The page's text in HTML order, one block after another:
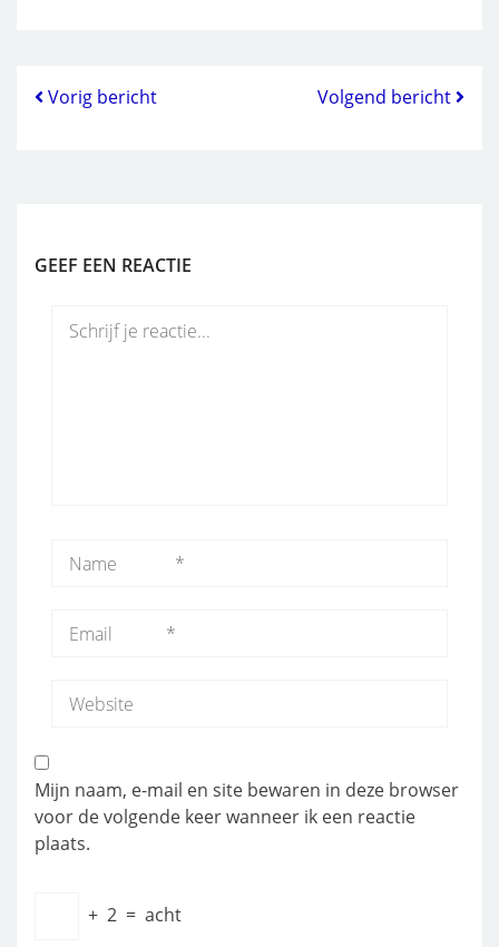
Vorig bericht Volgend bericht
GEEF EEN REACTIE
Mijn naam, e-mail en site bewaren in deze browser
voor de volgende keer wanneer ik een reactie
plaats.
+ 2 = acht